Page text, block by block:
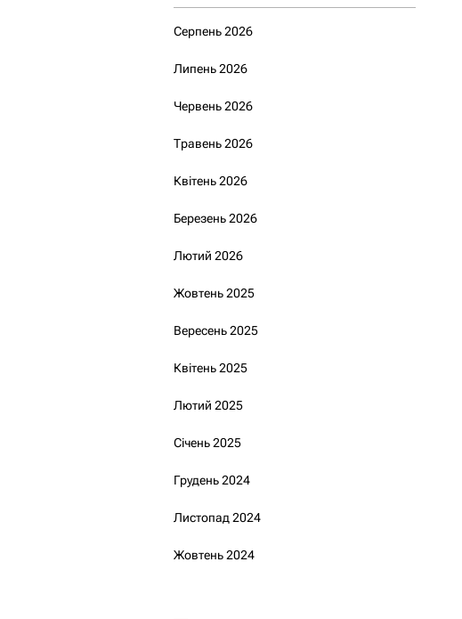
Серпень 2026
Липень 2026
Червень 2026
Травень 2026
Квітень 2026
Березень 2026
Лютий 2026
Жовтень 2025
Вересень 2025
Квітень 2025
Лютий 2025
Січень 2025
Грудень 2024
Листопад 2024
Жовтень 2024